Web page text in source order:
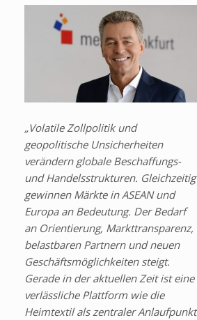
„Volatile Zollpolitik und
geopolitische Unsicherheiten
verändern globale Beschaffungs-
und Handelsstrukturen. Gleichzeitig
gewinnen Märkte in ASEAN und
Europa an Bedeutung. Der Bedarf
an Orientierung, Markttransparenz,
belastbaren Partnern und neuen
Geschäftsmöglichkeiten steigt.
Gerade in der aktuellen Zeit ist eine
verlässliche Plattform wie die
Heimtextil als zentraler Anlaufpunkt